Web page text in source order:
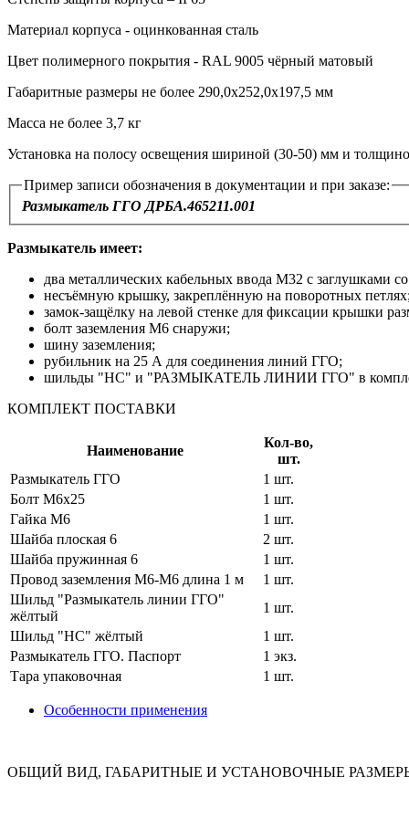
Материал корпуса - оцинкованная сталь
Цвет полимерного покрытия - RAL 9005 чёрный матовый
Габаритные размеры не более 290,0х252,0х197,5 мм
Масса не более 3,7 кг
Установка на полосу освещения шириной (30-50) мм и
Пример записи обозначения в документации и при заказе:
Размыкатель ГГО ДРБА.465211.001
Размыкатель имеет:
два металлических кабельных ввода М32 с заглушками
несъёмную крышку, закреплённую на поворотных
замок-защёлку на левой стенке для фиксации крышки
болт заземления М6 снаружи;
шину заземления;
рубильник на 25 А для соединения линий ГГО;
шильды "НС" и "РАЗМЫКАТЕЛЬ ЛИНИИ ГГО" в
КОМПЛЕКТ ПОСТАВКИ
Наименование
Кол-во,
шт.
Размыкатель ГГО
1 шт.
Болт М6х25
1 шт.
Гайка М6
1 шт.
Шайба плоская 6
2 шт.
Шайба пружинная 6
1 шт.
Провод заземления М6-М6 длина 1 м
1 шт.
Шильд "Размыкатель линии ГГО"
жёлтый
1 шт.
Шильд "НС" жёлтый
1 шт.
Размыкатель ГГО. Паспорт
1 экз.
Тара упаковочная
1 шт.
Особенности применения
ОБЩИЙ ВИД, ГАБАРИТНЫЕ И УСТАНОВОЧНЫЕ